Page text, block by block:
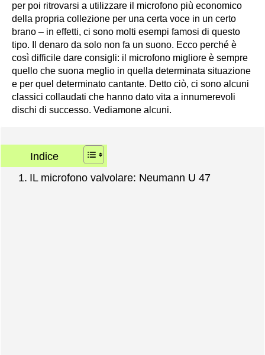
per poi ritrovarsi a utilizzare il microfono più economico
della propria collezione per una certa voce in un certo
brano – in effetti, ci sono molti esempi famosi di questo
tipo. Il denaro da solo non fa un suono. Ecco perché è
così difficile dare consigli: il microfono migliore è sempre
quello che suona meglio in quella determinata situazione
e per quel determinato cantante. Detto ciò, ci sono alcuni
classici collaudati che hanno dato vita a innumerevoli
dischi di successo. Vediamone alcuni.
Indice
IL microfono valvolare: Neumann U 47